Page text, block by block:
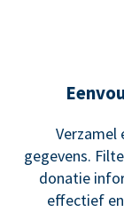
Verzamel
gegevens.
donatie
effectief